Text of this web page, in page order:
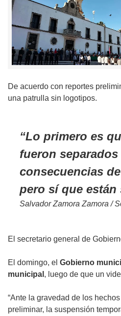
De acuerdo con reportes
una patrulla sin logotipos.
Lo primero es
fueron
consecuencias
pero sí que
Salvador Zamora Zamora /
El secretario general de
El domingo, el Gobierno
municipal , luego de que un
“Ante la gravedad de los
preliminar, la suspensión